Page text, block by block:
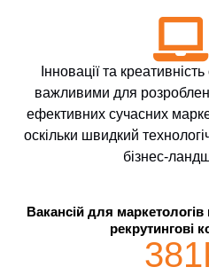
Інновації та
важливими для
ефективних сучасних
оскільки швидкий
бізнес-
Вакансій для
рекрутингові
381